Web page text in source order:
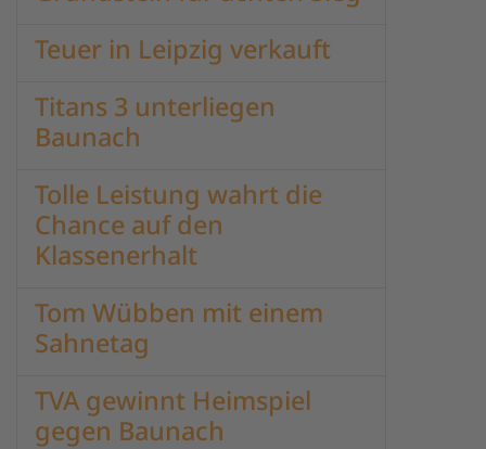
Teuer in Leipzig verkauft
Titans 3 unterliegen
Baunach
Tolle Leistung wahrt die
Chance auf den
Klassenerhalt
Tom Wübben mit einem
Sahnetag
TVA gewinnt Heimspiel
gegen Baunach